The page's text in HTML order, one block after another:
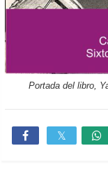
Portada del libro,
